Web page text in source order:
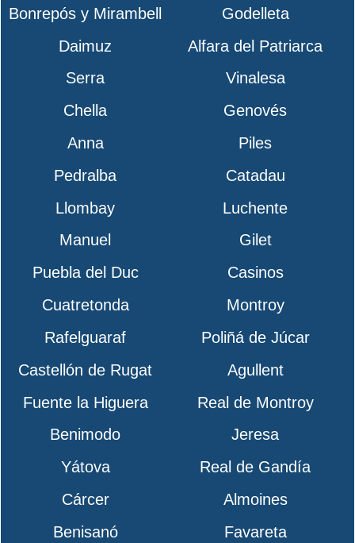
Bonrepós y Mirambell
Godelleta
Daimuz
Alfara del Patriarca
Serra
Vinalesa
Chella
Genovés
Anna
Piles
Pedralba
Catadau
Llombay
Luchente
Manuel
Gilet
Puebla del Duc
Casinos
Cuatretonda
Montroy
Rafelguaraf
Poliñá de Júcar
Castellón de Rugat
Agullent
Fuente la Higuera
Real de Montroy
Benimodo
Jeresa
Yátova
Real de Gandía
Cárcer
Almoines
Benisanó
Favareta